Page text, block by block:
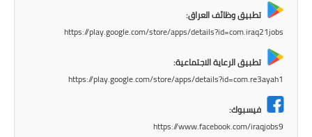
ملازم دراسية
المرحلة الابتدائية
تطبيق وظائف العراق:
https://play.google.com/store/apps/details?id=com.iraq21jobs
تطبيق الرعاية الاجتماعية:
https://play.google.com/store/apps/details?id=com.re3ayah1
فيسبوك:
https://www.facebook.com/iraqjobs9